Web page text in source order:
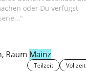
oder Du verfügst
Raum Mainz
Teilzeit Vollzeit